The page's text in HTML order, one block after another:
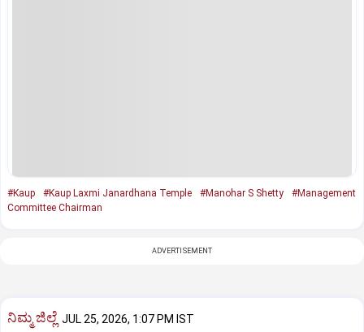
#Kaup #Kaup Laxmi Janardhana Temple #Manohar S Shetty
#Management
Committee Chairman
ADVERTISEMENT
ನಿಮ್ಮ ಜಿಲ್ಲೆ JUL 25, 2026, 1:07 PM IST